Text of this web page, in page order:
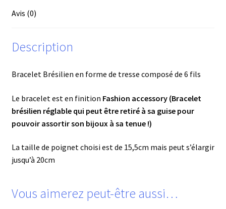
Avis (0)
Description
Bracelet Brésilien en forme de tresse composé de 6 fils
Le bracelet est en finition Fashion accessory (Bracelet
brésilien réglable qui peut être retiré à sa guise pour
pouvoir assortir son bijoux à sa tenue !)
La taille de poignet choisi est de 15,5cm mais peut s’élargir
jusqu’à 20cm
Vous aimerez peut-être aussi…